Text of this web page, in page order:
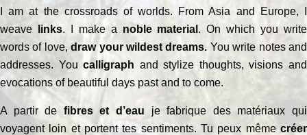
I am at the crossroads of worlds. From Asia and Europe, I
weave
links. I make a noble material . On which you write
words of love,draw your wildest dreams. You write notes and
addresses. Youcalligraph and stylize thoughts, visions and
evocations of beautiful days past and to come.
A partir de fibres et d’eau je fabrique des matériaux qui
voyagent loin et portent tes sentiments. Tu peux même créer